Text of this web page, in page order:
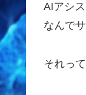
AIアシ
なんで
それっ